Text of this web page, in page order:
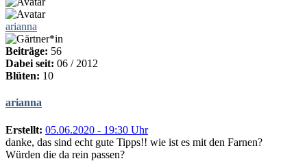
arianna
Beiträge: 56
Dabei seit: 06 / 2012
Blüten: 10
arianna
Erstellt: 05.06.2020 - 19:30 Uhr
danke, das sind echt gute Tipps!! wie ist es mit den Farnen?
Würden die da rein passen?